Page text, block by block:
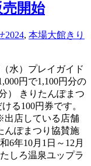
開始
2024, 本場大館きり
水）プレイガイド
円で1,100円分の
） きりたんぽまつ
る100円券です。
店している店舗
んぽまつり協賛施
6年10月1日～12月
しろ温泉ユップラ